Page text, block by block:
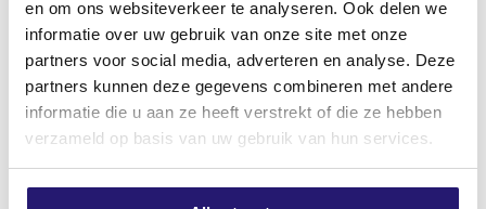
en om ons websiteverkeer te analyseren. Ook delen we
informatie over uw gebruik van onze site met onze
partners voor social media, adverteren en analyse. Deze
partners kunnen deze gegevens combineren met andere
informatie die u aan ze heeft verstrekt of die ze hebben
verzameld op basis van uw gebruik van hun services.